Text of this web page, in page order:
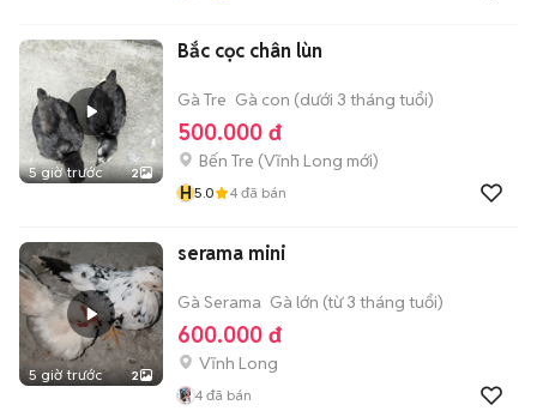
5 giờ trước 2
Bắc cọc chân lùn
Gà Tre Gà con (dưới 3 tháng tuổi)
500.000 đ
Bến Tre (Vĩnh Long mới)
H5.0 4 đã bán
5 giờ trước 2
serama mini
Gà Serama Gà lớn (từ 3 tháng tuổi)
600.000 đ
Vĩnh Long
4 đã bán